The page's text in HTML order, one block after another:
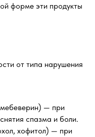
форме эти продукты
от типа нарушения
— при
спазма и боли.
хофитол) — при